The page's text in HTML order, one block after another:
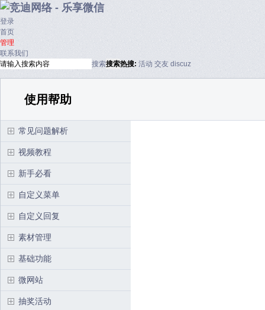
登录
首页
管理
联系我们
搜索搜索热搜: 活动 交友 discuz
使用帮助
常见问题解析
视频教程
新手必看
自定义菜单
自定义回复
素材管理
基础功能
微网站
抽奖活动